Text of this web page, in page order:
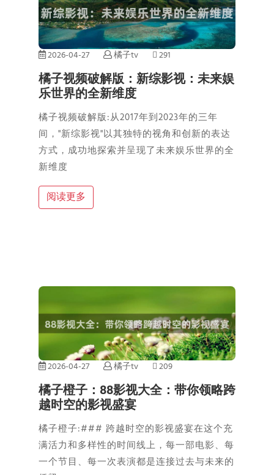
2026-04-27 橘子tv 291
橘子视频破解版：新综影视：未来娱
乐世界的全新维度
橘子视频破解版:从2017年到2023年的三年
间，"新综影视"以其独特的视角和创新的表达
方式，成功地探索并呈现了未来娱乐世界的全
新维度
阅读更多
2026-04-27 橘子tv 209
橘子橙子：88影视大全：带你领略跨
越时空的影视盛宴
橘子橙子:### 跨越时空的影视盛宴在这个充
满活力和多样性的时间线上，每一部电影、每
一个节目、每一次表演都是连接过去与未来的